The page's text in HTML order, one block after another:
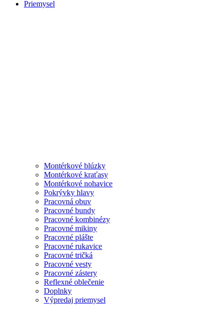
Priemysel
Montérkové blúzky
Montérkové kraťasy
Montérkové nohavice
Pokrývky hlavy
Pracovná obuv
Pracovné bundy
Pracovné kombinézy
Pracovné mikiny
Pracovné plášte
Pracovné rukavice
Pracovné tričká
Pracovné vesty
Pracovné zástery
Reflexné oblečenie
Doplnky
Výpredaj priemysel